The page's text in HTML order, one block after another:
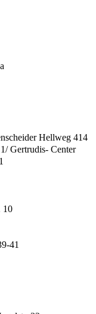
Hellweg 414
Gertrudis- Center
10
41